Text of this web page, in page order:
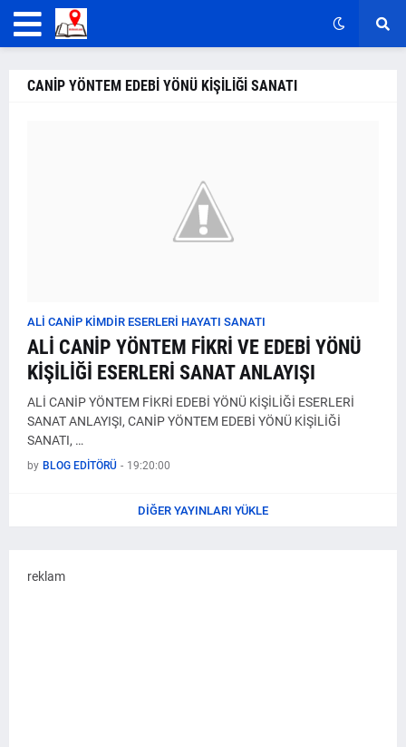
CANİP YÖNTEM EDEBİ YÖNÜ KİŞİLİĞİ SANATI
ALİ CANİP KİMDİR ESERLERİ HAYATI SANATI
ALİ CANİP YÖNTEM FİKRİ VE EDEBİ YÖNÜ
KİŞİLİĞİ ESERLERİ SANAT ANLAYIŞI
ALİ CANİP YÖNTEM FİKRİ EDEBİ YÖNÜ KİŞİLİĞİ ESERLERİ
SANAT ANLAYIŞI, CANİP YÖNTEM EDEBİ YÖNÜ KİŞİLİĞİ
SANATI, …
by BLOG EDİTÖRÜ - 19:20:00
DIĞER YAYINLARI YÜKLE
reklam